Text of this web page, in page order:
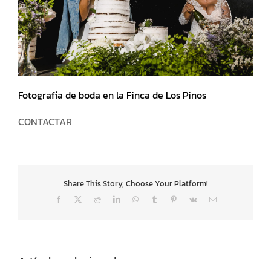
Fotografía de boda en la Finca de Los Pinos
CONTACTAR
Share This Story, Choose Your Platform!
Facebook
X RedditLinkedInWhatsAppTumblrPinterestVk
Correo